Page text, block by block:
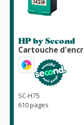
HP by Second
Cartouche
1
SC-H75
610 pages